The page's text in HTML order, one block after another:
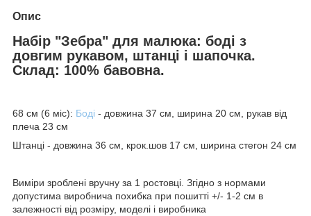
Опис
Набір "Зебра" для малюка: боді з
довгим рукавом, штанці і шапочка.
Склад: 100% бавовна.
68 см (6 міс): Боді - довжина 37 см, ширина 20 см, рукав від
плеча 23 см
Штанці - довжина 36 см, крок.шов 17 см, ширина стегон 24 см
Виміри зроблені вручну за 1 ростовці. Згідно з нормами
допустима виробнича похибка при пошитті +/- 1-2 см в
залежності від розміру, моделі і виробника